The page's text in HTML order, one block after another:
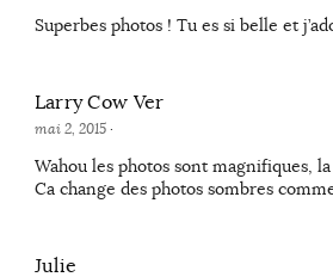
Superbes photos ! Tu es si belle et
Larry Cow Ver
mai 2, 2015·
Wahou les photos sont magnifiques,
Ca change des photos sombres
Julie